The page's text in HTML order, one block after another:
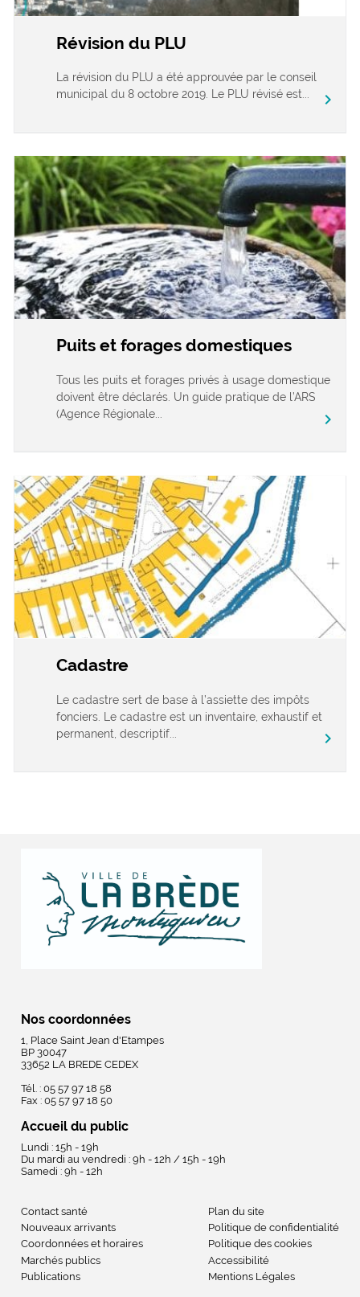
Révision du PLU
La révision du PLU a été approuvée par le conseil
municipal du 8 octobre 2019. Le PLU révisé est...
chevron_right
Puits et forages domestiques
Tous les puits et forages privés à usage domestique
doivent être déclarés. Un guide pratique de l’ARS
(Agence Régionale...
chevron_right
Cadastre
Le cadastre sert de base à l’assiette des impôts
fonciers. Le cadastre est un inventaire, exhaustif et
permanent, descriptif...
chevron_right
Nos coordonnées
1, Place Saint Jean d'Etampes
BP 30047
33652 LA BREDE CEDEX
Tél. : 05 57 97 18 58
Fax : 05 57 97 18 50
Accueil du public
Lundi : 15h - 19h
Du mardi au vendredi : 9h - 12h / 15h - 19h
Samedi : 9h - 12h
Contact santé
Nouveaux arrivants
Coordonnées et horaires
Marchés publics
Publications
Plan du site
Politique de confidentialité
Politique des cookies
Accessibilité
Mentions Légales